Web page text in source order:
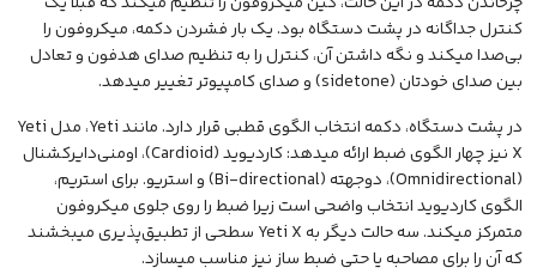
کنترل جداگانه در پشت دستگاه بود. یک بار فشردن دکمه، میکروفون را
بی‌صدا میکند و نگه داشتن آن، کنترل را به تنظیم صدای هدفون و تعادل
بین صدای خودتان (sidetone) و صدای کامپیوتر تغییر میدهد.
در پشت دستگاه، دکمه انتخاب الگوی قطبی قرار دارد. مانند Yeti، مدل Yeti
X نیز چهار الگوی ضبط ارائه میدهد: کاردیوید (Cardioid)، اومنی‌دایرکشنال
(Omnidirectional)، دوجهته (Bi-directional) و استریو. برای استریم،
الگوی کاردیوید انتخاب واضحی است زیرا ضبط را روی جلوی میکروفون
متمرکز میکند. سه حالت دیگر به Yeti X سطحی از تطبیق‌پذیری میبخشند
که آن را برای مصاحبه یا حتی ضبط ساز نیز مناسب میسازد.